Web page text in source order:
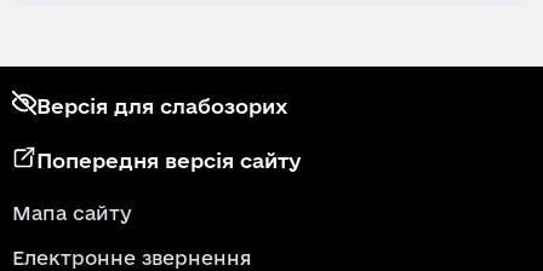
Версія для слабозорих
Попередня версія сайту
Мапа сайту
Електронне звернення